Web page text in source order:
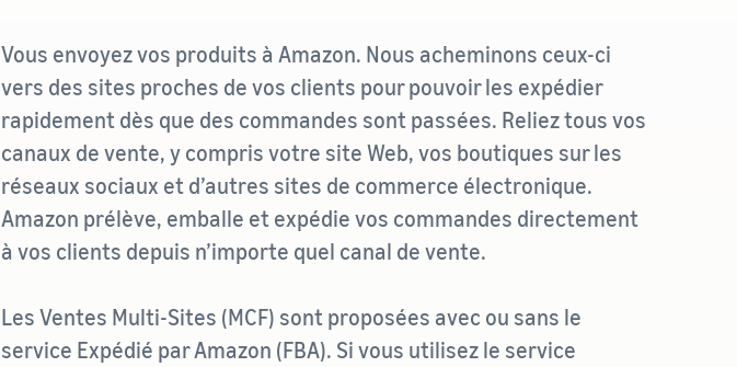
Vous envoyez vos produits à Amazon. Nous acheminons ceux-ci
vers des sites proches de vos clients pour pouvoir les expédier
rapidement dès que des commandes sont passées. Reliez tous vos
canaux de vente, y compris votre site Web, vos boutiques sur les
réseaux sociaux et d’autres sites de commerce électronique.
Amazon prélève, emballe et expédie vos commandes directement
à vos clients depuis n’importe quel canal de vente.
Les Ventes Multi-Sites (MCF) sont proposées avec ou sans le
service Expédié par Amazon (FBA). Si vous utilisez le service